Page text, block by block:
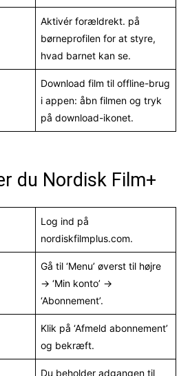
Aktivér forældrekt. på
børneprofilen for at styre,
hvad barnet kan se.
Download film til offline-brug
i appen: åbn filmen og tryk
på download-ikonet.
du Nordisk Film+
Log ind på
nordiskfilmplus.com.
Gå til ‘Menu’ øverst til højre
→ ‘Min konto’ →
‘Abonnement’.
Klik på ‘Afmeld abonnement’
og bekræft.
Du beholder adgangen til